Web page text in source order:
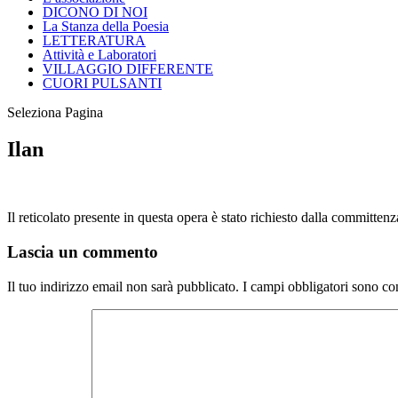
DICONO DI NOI
La Stanza della Poesia
LETTERATURA
Attività e Laboratori
VILLAGGIO DIFFERENTE
CUORI PULSANTI
Seleziona Pagina
Ilan
Il reticolato presente in questa opera è stato richiesto dalla
Lascia un commento
Il tuo indirizzo email non sarà pubblicato. I campi obbligatori sono